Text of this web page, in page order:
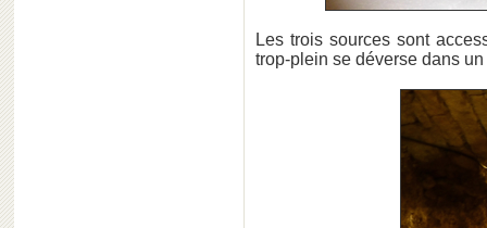
Les trois sources sont
trop-plein se déverse dans